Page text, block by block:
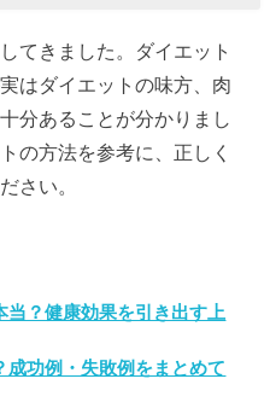
てきました。ダイエット
はダイエットの味方、肉
分あることが分かりまし
の方法を参考に、正しく
さい。
当？健康効果を引き出す上
功例・失敗例をまとめて